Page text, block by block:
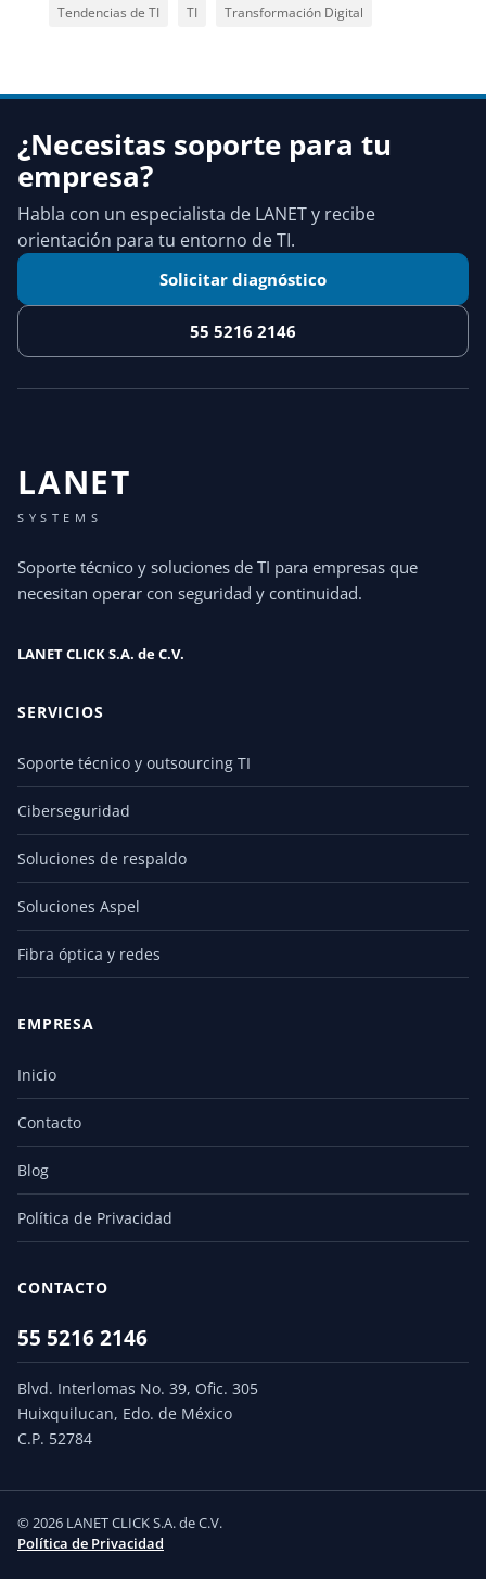
Tendencias de TI
TI Transformación Digital
¿Necesitas soporte para tu
empresa?
Habla con un especialista de LANET y recibe
orientación para tu entorno de TI.
Solicitar diagnóstico
55 5216 2146
LANET
SYSTEMS
Soporte técnico y soluciones de TI para empresas que
necesitan operar con seguridad y continuidad.
LANET CLICK S.A. de C.V.
SERVICIOS
Soporte técnico y outsourcing TI
Ciberseguridad
Soluciones de respaldo
Soluciones Aspel
Fibra óptica y redes
EMPRESA
Inicio
Contacto
Blog
Política de Privacidad
CONTACTO
55 5216 2146
Blvd. Interlomas No. 39, Ofic. 305
Huixquilucan, Edo. de México
C.P. 52784
© 2026 LANET CLICK S.A. de C.V.
Política de Privacidad